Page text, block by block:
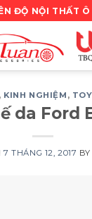
ĐỘ NỘI THẤT
, KINH NGHIỆM ,
da Ford
7 THÁNG 12, 2017 BY